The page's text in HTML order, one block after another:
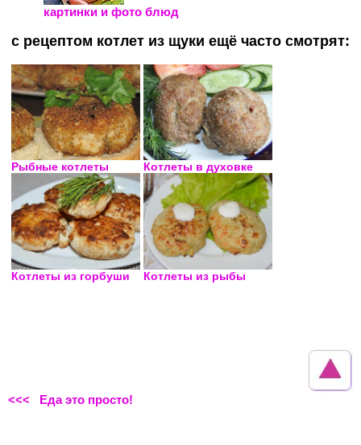
картинки и фото блюд
с рецептом котлет из щуки ещё часто смотрят:
Рыбные котлеты Котлеты в духовке
Котлеты из горбуши Котлеты из рыбы
<<< Еда это просто!